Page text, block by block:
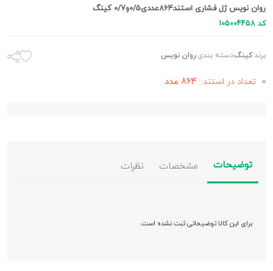
روان نویس ژل فشاری استند864عددی0/5و0/7 کینگ
کد 105004458
برند:کینگدسته بندی:روان نویس
تعداد در استند :864 عدد
توضیحات مشخصات نظرات
برای این کالا توضیحاتی ثبت نشده است.